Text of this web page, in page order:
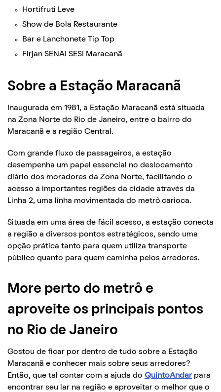
Hortifruti Leve
Show de Bola Restaurante
Bar e Lanchonete Tip Top
Firjan SENAI SESI Maracanã
Sobre a Estação Maracanã
Inaugurada em 1981, a Estação Maracanã está situada
na Zona Norte do Rio de Janeiro, entre o bairro do
Maracanã e a região Central.
Com grande fluxo de passageiros, a estação
desempenha um papel essencial no deslocamento
diário dos moradores da Zona Norte, facilitando o
acesso a importantes regiões da cidade através da
Linha 2, uma linha movimentada do metrô carioca.
Situada em uma área de fácil acesso, a estação conecta
a região a diversos pontos estratégicos, sendo uma
opção prática tanto para quem utiliza transporte
público quanto para quem caminha pelos arredores.
More perto do metrô e
aproveite os principais pontos
no Rio de Janeiro
Gostou de ficar por dentro de tudo sobre a Estação
Maracanã e conhecer mais sobre seus arredores?
Então, que tal contar com a ajuda do QuintoAndarpara
encontrar seu lar na região e aproveitar o melhor que o